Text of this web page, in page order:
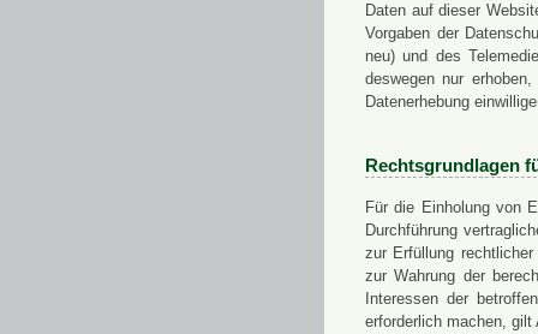
Daten auf dieser
Vorgaben der
neu) und des
deswegen nur
Datenerhebung
Rechtsgrundlagen
Für die Einholung von
Durchführung
zur Erfüllung
zur Wahrung der
Interessen der
erforderlich machen,